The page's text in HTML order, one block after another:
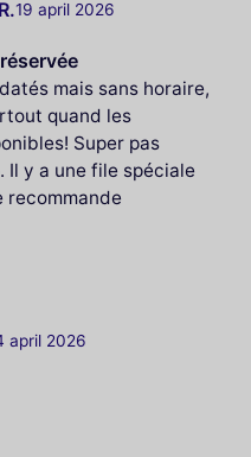
19 april 2026
mais sans horaire,
quand les
Super pas
y a une file spéciale
recommande
april 2026